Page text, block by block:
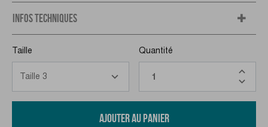
INFOS TECHNIQUES
Taille Quantité
AJOUTER AU PANIER